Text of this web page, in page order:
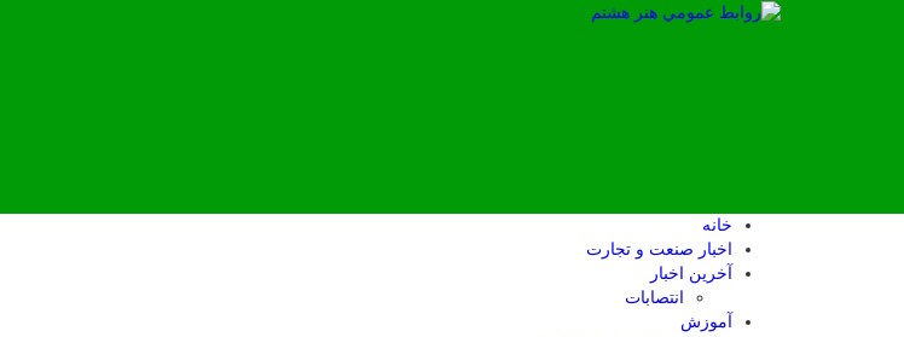
خانه
اخبار صنعت و تجارت
آخرین اخبار
انتصابات
آموزش